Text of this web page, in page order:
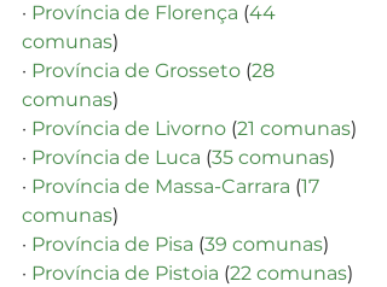
· Província de Florença (44
comunas)
· Província de Grosseto (28
comunas)
· Província de Livorno (21 comunas)
· Província de Luca (35 comunas)
· Província de Massa-Carrara (17
comunas)
· Província de Pisa (39 comunas)
· Província de Pistoia (22 comunas)